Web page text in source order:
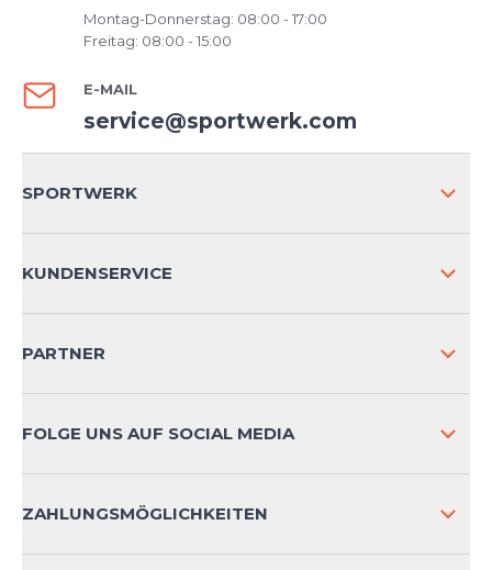
Montag-Donnerstag: 08:00 - 17:00
Freitag: 08:00 - 15:00
E-MAIL
service@sportwerk.com
SPORTWERK
KUNDENSERVICE
KONTAKT
PRODUKTSICHERHEIT
PARTNER
FOLGE UNS AUF SOCIAL MEDIA
ZAHLUNGSMÖGLICHKEITEN